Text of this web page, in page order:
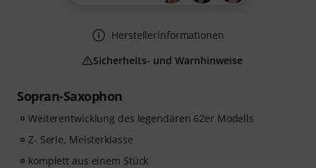
Sopran-Saxophon
Weiterentwicklung des legendären 62er Modells
Z- Serie, Meisterklasse
komplett aus einem Stück
Herstellerinformationen
Sicherheits- und Warnhinweise